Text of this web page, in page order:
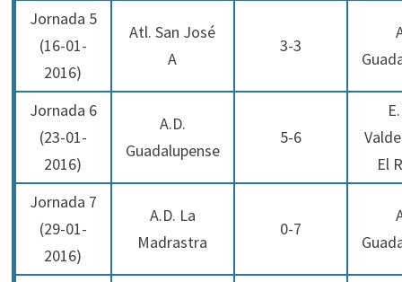
Jornada 5
(16-01-
2016)
Atl. San José
A
3-3
Jornada 6
(23-01-
2016)
A.D.
Guadalupense
5-6
El
Jornada 7
(29-01-
2016)
A.D. La
Madrastra
0-7